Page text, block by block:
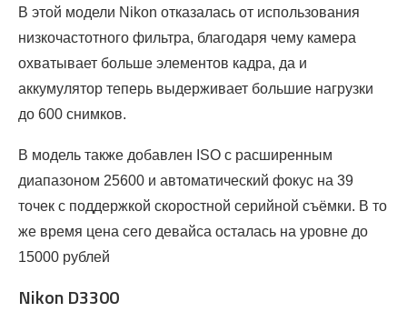
В этой модели Nikon отказалась от использования
низкочастотного фильтра, благодаря чему камера
охватывает больше элементов кадра, да и
аккумулятор теперь выдерживает большие нагрузки
до 600 снимков.
В модель также добавлен ISO с расширенным
диапазоном 25600 и автоматический фокус на 39
точек с поддержкой скоростной серийной съёмки. В то
же время цена сего девайса осталась на уровне до
15000 рублей
Nikon D3300